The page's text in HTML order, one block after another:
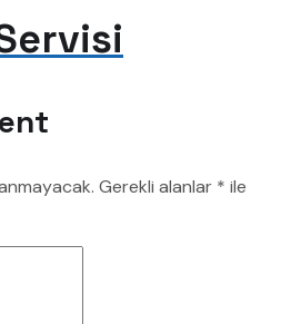
Gerekli alanlar * ile